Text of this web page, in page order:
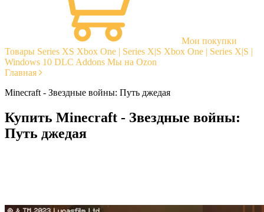
Мои покупки
Товары Series XS Xbox One | Series X|S Xbox One | Series X|S |
Windows 10 DLC Addons Мы на Ozon
Главная
Minecraft - Звездные войны: Путь джедая
Купить Minecraft - Звездные войны:
Путь джедая